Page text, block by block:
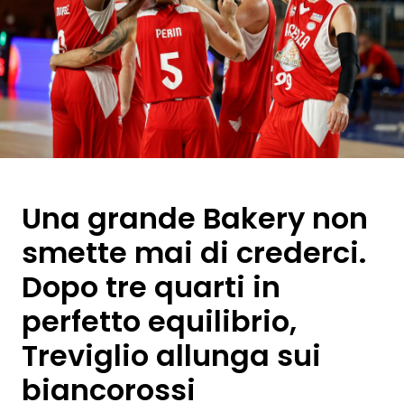
Una grande Bakery non
smette mai di crederci.
Dopo tre quarti in
perfetto equilibrio,
Treviglio allunga sui
biancorossi